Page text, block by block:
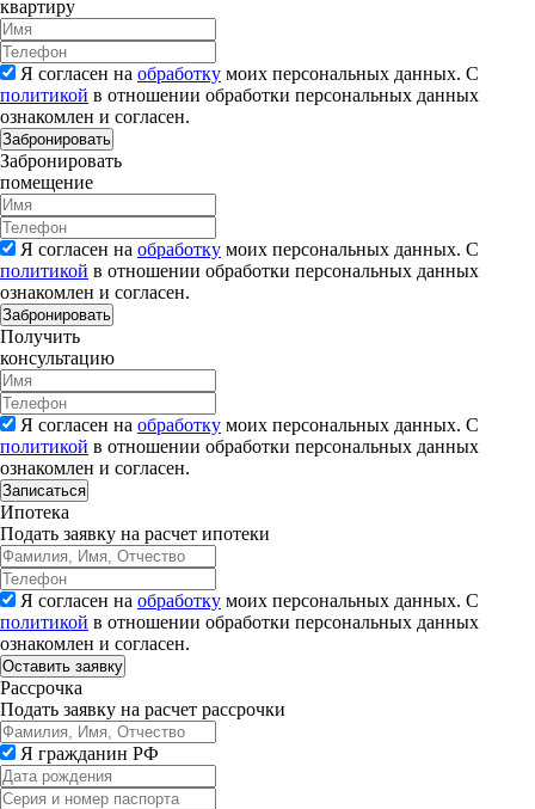
квартиру
Я согласен на обработку моих персональных данных. С
политикой в отношении обработки персональных данных
ознакомлен и согласен.
Забронировать
Забронировать
помещение
Я согласен на обработку моих персональных данных. С
политикой в отношении обработки персональных данных
ознакомлен и согласен.
Забронировать
Получить
консультацию
Я согласен на обработку моих персональных данных. С
политикой в отношении обработки персональных данных
ознакомлен и согласен.
Записаться
Ипотека
Подать заявку на расчет ипотеки
Я согласен на обработку моих персональных данных. С
политикой в отношении обработки персональных данных
ознакомлен и согласен.
Рассрочка
Подать заявку на расчет рассрочки
Я гражданин РФ